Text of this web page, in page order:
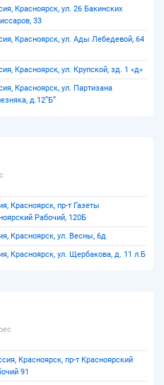
Красноярск, ул. 26 Бакинских
33
Красноярск, ул. Ады Лебедевой, 64
Красноярск, ул. Крупской, зд. 1 «д»
Красноярск, ул. Партизана
д.12”Б”
Красноярск, пр-т Газеты
Рабочий, 120Б
Красноярск, ул. Весны, 6д
Красноярск, ул. Щербакова, д. 11 л.Б
Красноярск, пр-т Красноярский
91